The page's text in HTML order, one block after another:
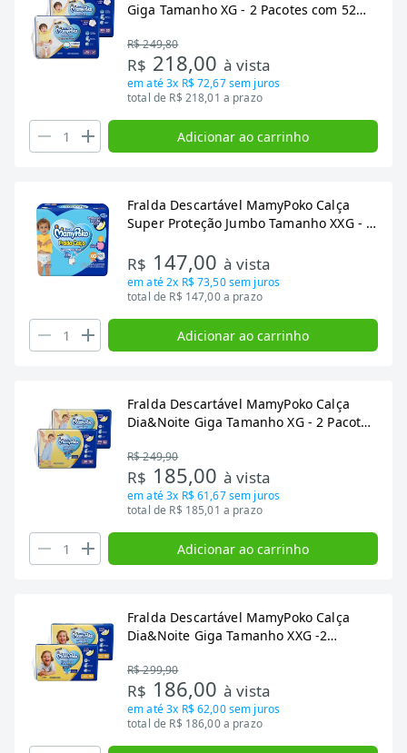
Giga Tamanho XG - 2 Pacotes com 52
R$ 249,80
R$ 218,00 à vista
em até3x R$ 72,67sem juros
total de R$ 218,01 a prazo
Adicionar ao carrinho
Fralda Descartável MamyPoko Calça
Super Proteção Jumbo Tamanho XXG - 4
R$ 147,00 à vista
em até2x R$ 73,50sem juros
total de R$ 147,00 a prazo
Adicionar ao carrinho
Fralda Descartável MamyPoko Calça
Dia&Noite Giga Tamanho XG - 2 Pacote
R$ 249,90
R$ 185,00 à vista
em até3x R$ 61,67sem juros
total de R$ 185,01 a prazo
Adicionar ao carrinho
Fralda Descartável MamyPoko Calça
Dia&Noite Giga Tamanho XXG -2
R$ 299,90
R$ 186,00 à vista
em até3x R$ 62,00sem juros
total de R$ 186,00 a prazo